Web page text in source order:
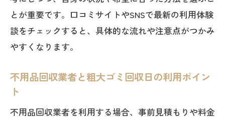
とが重要です。口コミサイトやSNSで最新の利用体験
談をチェックすると、具体的な流れや注意点がつかみ
やすくなります。
不用品回収業者と粗大ゴミ回収日の利用ポイン
ト
不用品回収業者を利用する場合、事前見積もりや料金